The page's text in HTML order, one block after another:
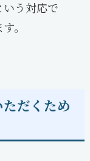
いう対応で
。
だくため